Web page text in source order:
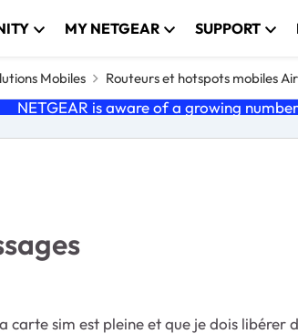
MY NETGEAR SUPPORT
Mobiles Routeurs et hotspots mobiles
NETGEAR is aware of a growing
carte sim est pleine et que je dois libérer